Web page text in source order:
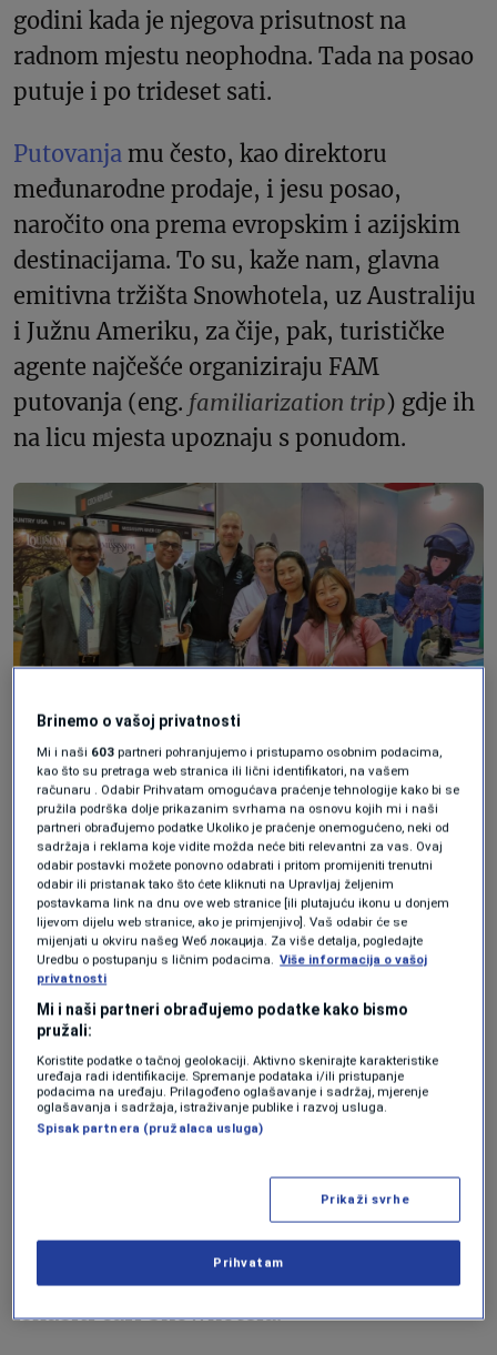
godini kada je njegova prisutnost na
radnom mjestu neophodna. Tada na posao
putuje i po trideset sati.
Putovanja mu često, kao direktoru
međunarodne prodaje, i jesu posao,
naročito ona prema evropskim i azijskim
destinacijama. To su, kaže nam, glavna
emitivna tržišta Snowhotela, uz Australiju
i Južnu Ameriku, za čije, pak, turističke
agente najčešće organiziraju FAM
putovanja (eng. familiarization trip) gdje ih
na licu mjesta upoznaju s ponudom.
Milivoj Kržanić na poslovnom sajmu, Foto: Privatna arhiva
„Norveška ne naplaćuje boravišnu taksu i
nema turističkih zajednica poput naših
koje bi preuzele posao promocije. Stoga to
čine pojedine destinacije i kompanije
samostalno. Tokom marta me posjetilo
stotinjak agenata i različitih partnera kako
bi bolje upoznali naše nišne proizvode. Oni
su dosta specifični i treba ih osjetiti“,
rekao je u razgovoru za FORBES Hrvatska
Kržanić kojeg smo zatekli u zračnoj luci
grada Tromsøa.
Razgovarajući s nama pozdravljao je
agenta iz Italije koji se također uputio do
Kirkenesa na svom FAM putovanju gdje će
iskusiti čari Snowhotela.
Brinemo o vašoj privatnosti
Mi i naši 603 partneri pohranjujemo i pristupamo osobnim podacima,
kao što su pretraga web stranica ili lični identifikatori, na vašem
računaru . Odabir Prihvatam omogućava praćenje tehnologije kako bi se
pružila podrška dolje prikazanim svrhama na osnovu kojih mi i naši
partneri obrađujemo podatke Ukoliko je praćenje onemogućeno, neki od
sadržaja i reklama koje vidite možda neće biti relevantni za vas. Ovaj
odabir postavki možete ponovno odabrati i pritom promijeniti trenutni
odabir ili pristanak tako što ćete kliknuti na Upravljaj željenim
postavkama link na dnu ove web stranice [ili plutajuću ikonu u donjem
lijevom dijelu web stranice, ako je primjenjivo]. Vaš odabir će se
mijenjati u okviru našeg Wеб локација. Za više detalja, pogledajte
Uredbu o postupanju s ličnim podacima. Više informacija o vašoj
privatnosti
Mi i naši partneri obrađujemo podatke kako bismo
pružali:
Koristite podatke o tačnoj geolokaciji. Aktivno skenirajte karakteristike
uređaja radi identifikacije. Spremanje podataka i/ili pristupanje
podacima na uređaju. Prilagođeno oglašavanje i sadržaj, mjerenje
oglašavanja i sadržaja, istraživanje publike i razvoj usluga.
Spisak partnera (pružalaca usluga)
Prikaži svrhe
Prihvatam